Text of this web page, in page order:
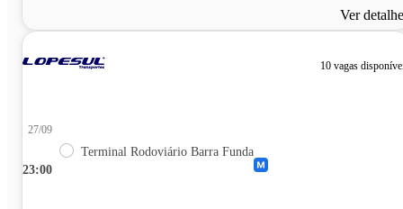
Ver
10 vagas
23:00
27/09
Terminal Rodoviário Barra Funda